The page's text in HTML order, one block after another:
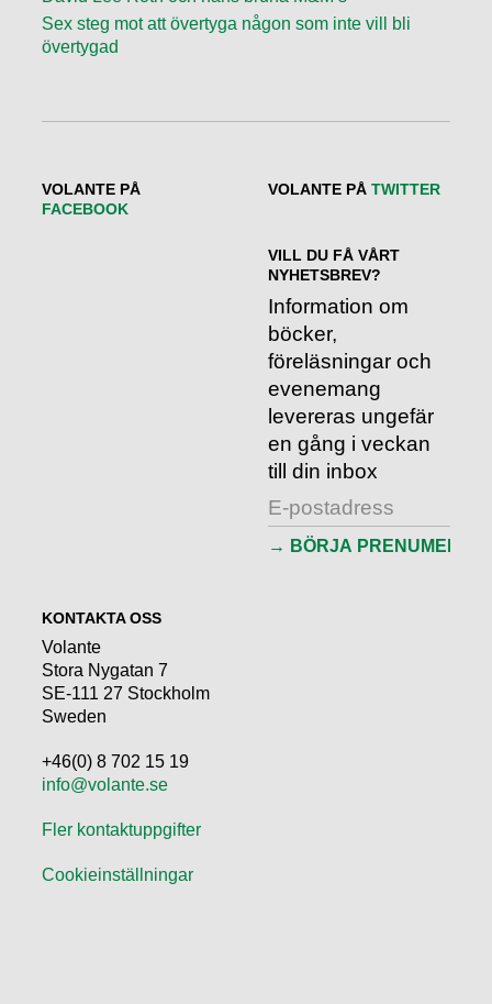
Sex steg mot att övertyga någon som inte vill bli
övertygad
VOLANTE PÅ
FACEBOOK
VOLANTE PÅ TWITTER
VILL DU FÅ VÅRT
NYHETSBREV?
Information om
böcker,
föreläsningar och
evenemang
levereras ungefär
en gång i veckan
till din inbox
KONTAKTA OSS
Volante
Stora Nygatan 7
SE-111 27 Stockholm
Sweden
+46(0) 8 702 15 19
info@volante.se
Fler kontaktuppgifter
Cookieinställningar